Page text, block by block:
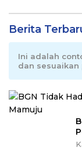
Berita
Ini adalah
dan